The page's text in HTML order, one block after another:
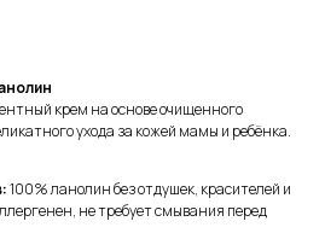
крем на основе очищенного
ухода за кожей мамы и ребёнка.
100% ланолин без отдушек, красителей и
не требует смывания перед